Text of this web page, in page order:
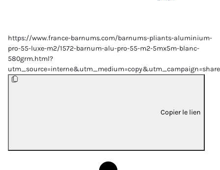
https://www.france-barnums.com/barnums-pliants-aluminium-
pro-55-luxe-m2/1572-barnum-alu-pro-55-m2-5mx5m-blanc-
580grm.html?
Copier le lien